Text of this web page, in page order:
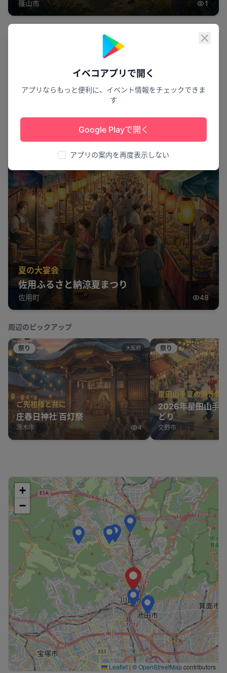
閉じ
イベコアプリで開く
アプリならもっと便利に、イベント情報をチェックできま
す
Google Playで開く
アプリの案内を再度表示しない
篠山市 1
夏の大宴会
佐用ふるさと納涼夏まつり
佐用町 48
周辺のピックアップ
祭り 大阪府
ご先祖様と共に
庄春日神社 百灯祭
茨木市 4
祭り
星田山手夏の熱き舞
2026年星田山手
どり
交野市
+
−
Leaflet | ©OpenStreetMapcontributors